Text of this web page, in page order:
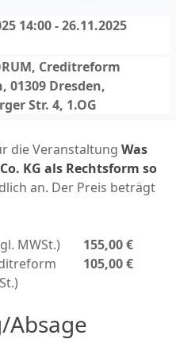
14:00 - 26.11.2025
Creditreform
01309 Dresden,
Str. 4, 1.OG
die Veranstaltung Was
KG als Rechtsform so
an. Der Preis beträgt
MWSt.)
155,00 €
105,00 €